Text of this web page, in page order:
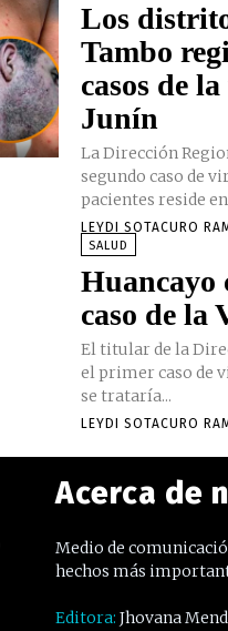
Los
Tambo
casos de
Junín
La Dirección
segundo caso de
pacientes reside en
LEYDI SOTACURO
SALUD
Huancayo
caso de la
El titular de la
el primer caso de
se trataría...
LEYDI SOTACURO
Acerca de
Medio de
hechos más
Editora: Jhovana